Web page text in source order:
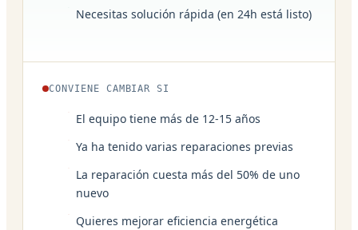
Necesitas solución rápida (en 24h está listo)
CONVIENE CAMBIAR SI
El equipo tiene más de 12-15 años
Ya ha tenido varias reparaciones previas
La reparación cuesta más del 50% de uno
nuevo
Quieres mejorar eficiencia energética